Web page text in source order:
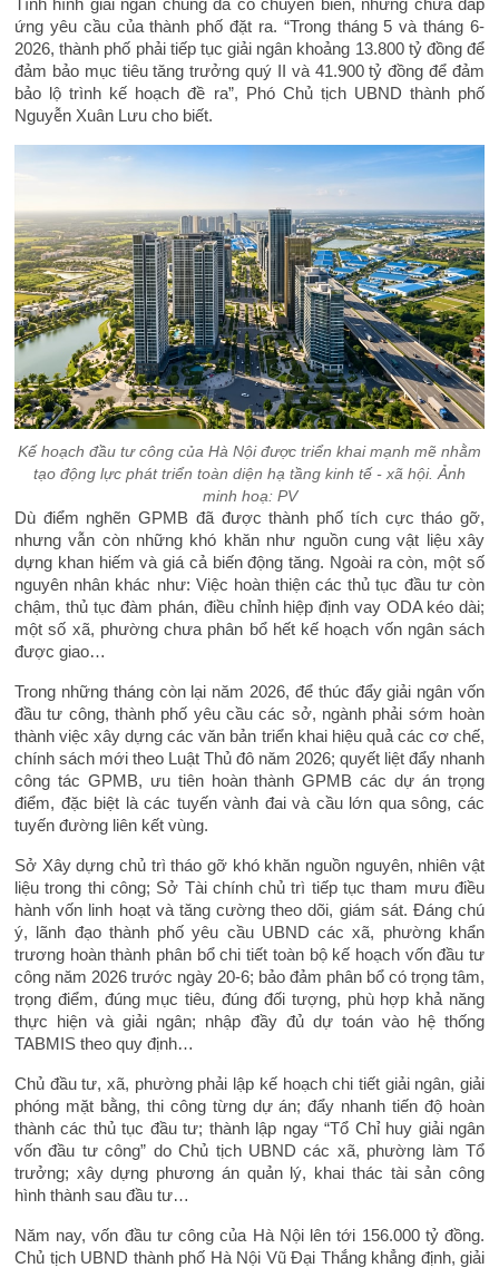
Tình hình giải ngân chung đã có chuyển biến, nhưng chưa đáp
ứng yêu cầu của thành phố đặt ra. “Trong tháng 5 và tháng 6-
2026, thành phố phải tiếp tục giải ngân khoảng 13.800 tỷ đồng để
đảm bảo mục tiêu tăng trưởng quý II và 41.900 tỷ đồng để đảm
bảo lộ trình kế hoạch đề ra”, Phó Chủ tịch UBND thành phố
Nguyễn Xuân Lưu cho biết.
Kế hoạch đầu tư công của Hà Nội được triển khai mạnh mẽ nhằm
tạo động lực phát triển toàn diện hạ tầng kinh tế - xã hội. Ảnh
minh hoạ: PV
Dù điểm nghẽn GPMB đã được thành phố tích cực tháo gỡ,
nhưng vẫn còn những khó khăn như nguồn cung vật liệu xây
dựng khan hiếm và giá cả biến động tăng. Ngoài ra còn, một số
nguyên nhân khác như: Việc hoàn thiện các thủ tục đầu tư còn
chậm, thủ tục đàm phán, điều chỉnh hiệp định vay ODA kéo dài;
một số xã, phường chưa phân bổ hết kế hoạch vốn ngân sách
được giao…
Trong những tháng còn lại năm 2026, để thúc đẩy giải ngân vốn
đầu tư công, thành phố yêu cầu các sở, ngành phải sớm hoàn
thành việc xây dựng các văn bản triển khai hiệu quả các cơ chế,
chính sách mới theo Luật Thủ đô năm 2026; quyết liệt đẩy nhanh
công tác GPMB, ưu tiên hoàn thành GPMB các dự án trọng
điểm, đặc biệt là các tuyến vành đai và cầu lớn qua sông, các
tuyến đường liên kết vùng.
Sở Xây dựng chủ trì tháo gỡ khó khăn nguồn nguyên, nhiên vật
liệu trong thi công; Sở Tài chính chủ trì tiếp tục tham mưu điều
hành vốn linh hoạt và tăng cường theo dõi, giám sát. Đáng chú
ý, lãnh đạo thành phố yêu cầu UBND các xã, phường khẩn
trương hoàn thành phân bổ chi tiết toàn bộ kế hoạch vốn đầu tư
công năm 2026 trước ngày 20-6; bảo đảm phân bổ có trọng tâm,
trọng điểm, đúng mục tiêu, đúng đối tượng, phù hợp khả năng
thực hiện và giải ngân; nhập đầy đủ dự toán vào hệ thống
TABMIS theo quy định…
Chủ đầu tư, xã, phường phải lập kế hoạch chi tiết giải ngân, giải
phóng mặt bằng, thi công từng dự án; đẩy nhanh tiến độ hoàn
thành các thủ tục đầu tư; thành lập ngay “Tổ Chỉ huy giải ngân
vốn đầu tư công” do Chủ tịch UBND các xã, phường làm Tổ
trưởng; xây dựng phương án quản lý, khai thác tài sản công
hình thành sau đầu tư…
Năm nay, vốn đầu tư công của Hà Nội lên tới 156.000 tỷ đồng.
Chủ tịch UBND thành phố Hà Nội Vũ Đại Thắng khẳng định, giải